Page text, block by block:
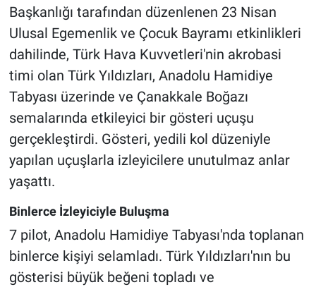
Başkanlığı tarafından düzenlenen 23 Nisan
Ulusal Egemenlik ve Çocuk Bayramı etkinlikleri
dahilinde, Türk Hava Kuvvetleri'nin akrobasi
timi olan Türk Yıldızları, Anadolu Hamidiye
Tabyası üzerinde ve Çanakkale Boğazı
semalarında etkileyici bir gösteri uçuşu
gerçekleştirdi. Gösteri, yedili kol düzeniyle
yapılan uçuşlarla izleyicilere unutulmaz anlar
yaşattı.
Binlerce İzleyiciyle Buluşma
7 pilot, Anadolu Hamidiye Tabyası'nda toplanan
binlerce kişiyi selamladı. Türk Yıldızları'nın bu
gösterisi büyük beğeni topladı ve